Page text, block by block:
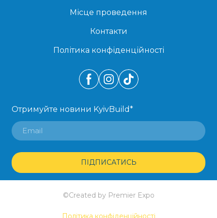
Місце проведення
Контакти
Політика конфіденційності
Отримуйте новини KyivBuild*
ПІДПИСАТИСЬ
©Created by Premier Expo
Політика конфіденційності